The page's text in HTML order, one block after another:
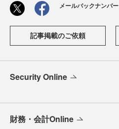
メールバックナンバー
記事掲載のご依頼
Security Online
財務・会計Online